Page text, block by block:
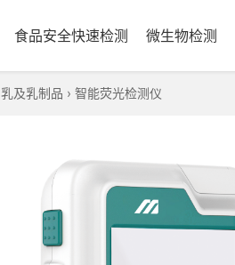
食品安全快速检测 微生物检测
乳及乳制品 › 智能荧光检测仪